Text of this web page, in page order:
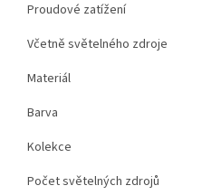
Proudové zatížení
Včetně světelného zdroje
Materiál
Barva
Kolekce
Počet světelných zdrojů